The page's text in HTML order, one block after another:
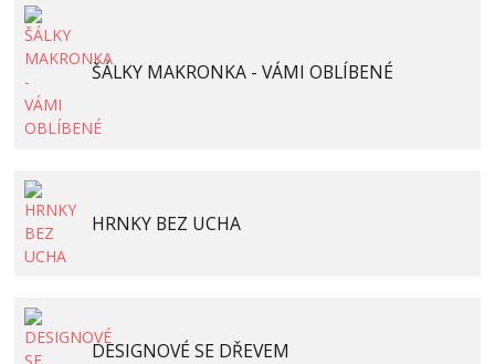
ŠÁLKY MAKRONKA - VÁMI OBLÍBENÉ
HRNKY BEZ UCHA
DESIGNOVÉ SE DŘEVEM